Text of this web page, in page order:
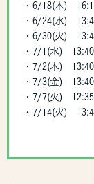
・6/18(木)
・6/24(水)
・6/30(火)
・7/1(水)
・7/2(木)
・7/3(金)
・7/7(火)
・7/14(火)